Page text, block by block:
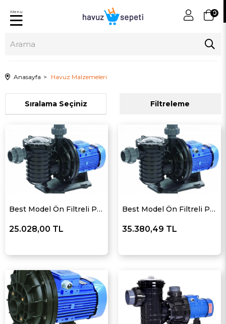
0
Menu
Anasayfa Havuz Malzemeleri
Filtreleme
Sıralama
Best Model Ön Filtreli Pompası (Monofaze)
25.028,00 TL
Best Model Ön Filtreli Pompası (Trifaze)
35.380,49 TL